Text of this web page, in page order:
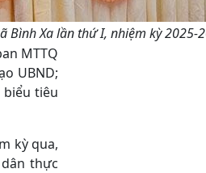
Bình Xa lần thứ I, nhiệm kỳ 2025-
MTTQ
UBND;
biểu tiêu
kỳ qua,
thực